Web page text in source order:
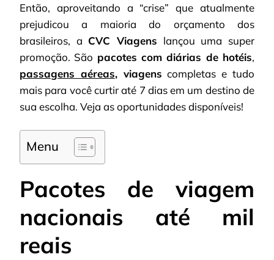
Então, aproveitando a “crise” que atualmente
prejudicou a maioria do orçamento dos
brasileiros, a CVC Viagens lançou uma super
promoção. São pacotes com diárias de hotéis,
passagens aéreas, viagens completas e tudo
mais para você curtir até 7 dias em um destino de
sua escolha. Veja as oportunidades disponíveis!
Menu
Pacotes de viagem
nacionais até mil
reais